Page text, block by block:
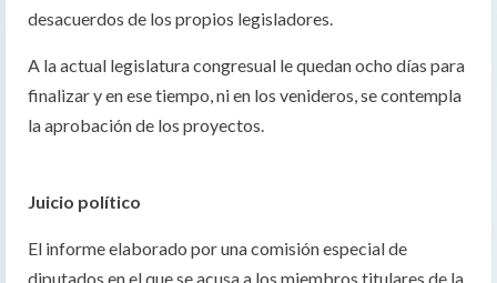
desacuerdos de los propios legisladores.
A la actual legislatura congresual le quedan ocho días para
finalizar y en ese tiempo, ni en los venideros, se contempla
la aprobación de los proyectos.
Juicio político
El informe elaborado por una comisión especial de
diputados en el que se acusa a los miembros titulares de la